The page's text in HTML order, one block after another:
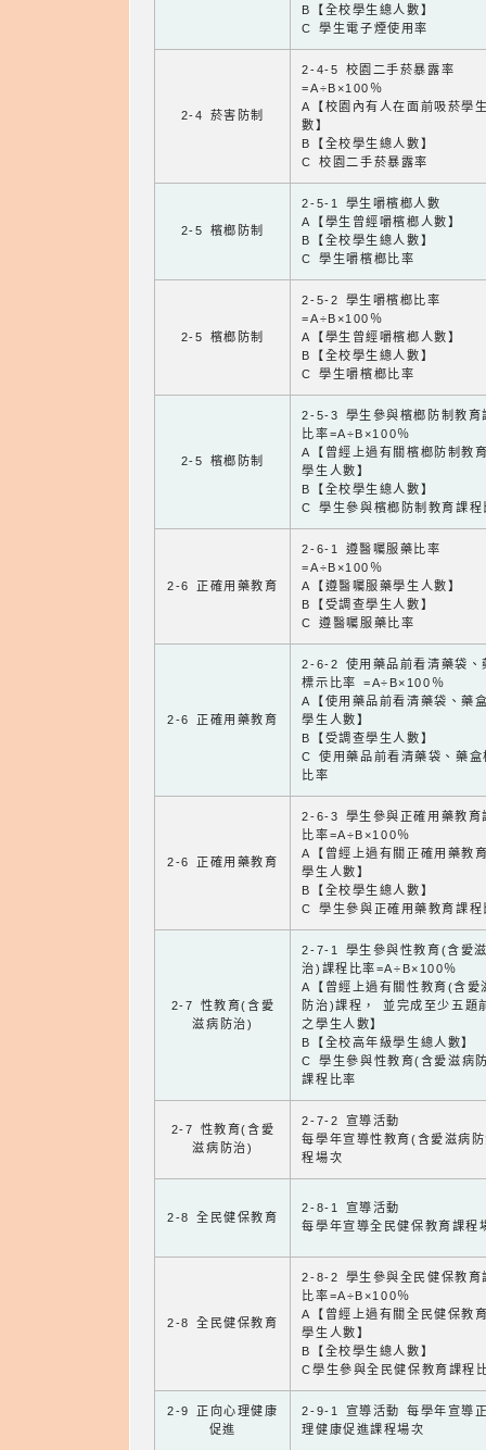
B【全校學生總人數】
C 學生電子煙使用率
2-4 菸害防制
2-4-5 校園二手菸暴露率
=A÷B×100％
A【校園內有人在面前吸菸學
數】
B【全校學生總人數】
C 校園二手菸暴露率
2-5 檳榔防制
2-5-1 學生嚼檳榔人數
A【學生曾經嚼檳榔人數】
B【全校學生總人數】
C 學生嚼檳榔比率
2-5 檳榔防制
2-5-2 學生嚼檳榔比率
=A÷B×100％
A【學生曾經嚼檳榔人數】
B【全校學生總人數】
C 學生嚼檳榔比率
2-5 檳榔防制
2-5-3 學生參與檳榔防制教育
比率=A÷B×100％
A【曾經上過有關檳榔防制教
學生人數】
B【全校學生總人數】
C 學生參與檳榔防制教育課程
2-6 正確用藥教育
2-6-1 遵醫囑服藥比率
=A÷B×100％
A【遵醫囑服藥學生人數】
B【受調查學生人數】
C 遵醫囑服藥比率
2-6 正確用藥教育
2-6-2 使用藥品前看清藥袋、
標示比率 =A÷B×100％
A【使用藥品前看清藥袋、藥
學生人數】
B【受調查學生人數】
C 使用藥品前看清藥袋、藥盒
比率
2-6 正確用藥教育
2-6-3 學生參與正確用藥教育
比率=A÷B×100％
A【曾經上過有關正確用藥教
學生人數】
B【全校學生總人數】
C 學生參與正確用藥教育課程
2-7 性教育(含愛
滋病防治)
2-7-1 學生參與性教育(含愛
治)課程比率=A÷B×100％
A【曾經上過有關性教育(含愛
防治)課程， 並完成至少五題
之學生人數】
B【全校高年級學生總人數】
C 學生參與性教育(含愛滋病
課程比率
2-7 性教育(含愛
滋病防治)
2-7-2 宣導活動
每學年宣導性教育(含愛滋病
程場次
2-8 全民健保教育
2-8-1 宣導活動
每學年宣導全民健保教育課程
2-8 全民健保教育
2-8-2 學生參與全民健保教育
比率=A÷B×100％
A【曾經上過有關全民健保教
學生人數】
B【全校學生總人數】
C學生參與全民健保教育課程
2-9 正向心理健康
促進
2-9-1 宣導活動 每學年宣導
理健康促進課程場次